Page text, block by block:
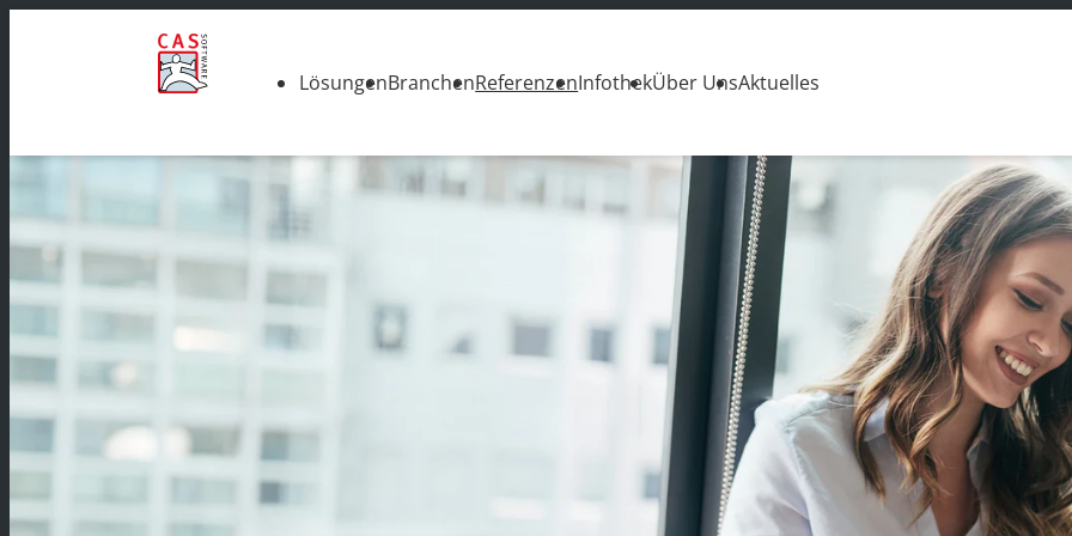
LösungenBranchenReferenzenInfothekÜber UnsAktuelles